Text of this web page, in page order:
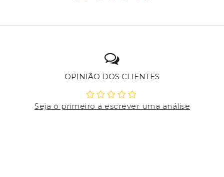
OPINIÃO DOS CLIENTES
Seja o primeiro a escrever uma análise